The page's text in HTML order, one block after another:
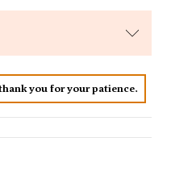
you for your patience.